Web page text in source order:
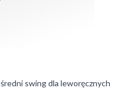
swing dla leworęcznych